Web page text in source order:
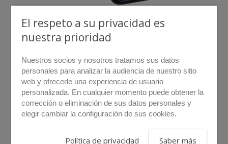
rollover para hacer zoom
El respeto a su privacidad es
nuestra prioridad
Nuestros socios y nosotros tratamos sus datos
personales para analizar la audiencia de nuestro sitio
web y ofrecerle una experiencia de usuario
personalizada. En cualquier momento puede obtener la
corrección o eliminación de sus datos personales y
elegir cambiar la configuración de sus cookies.
Política de privacidad Saber más